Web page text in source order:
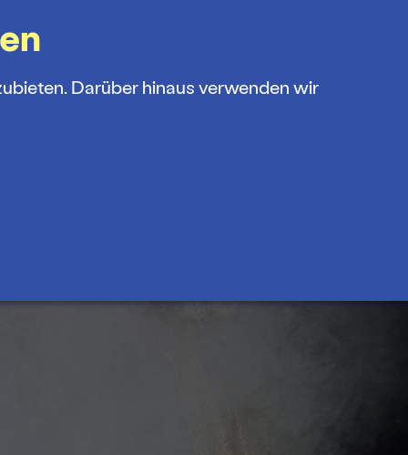
FÖRDERVEREIN MENÜ
Abos
Darüber hinaus verwenden wir